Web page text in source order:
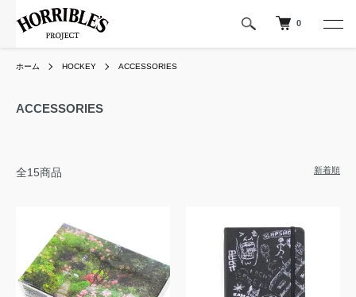
0
ホーム HOCKEY ACCESSORIES
ACCESSORIES
全15商品 新着順